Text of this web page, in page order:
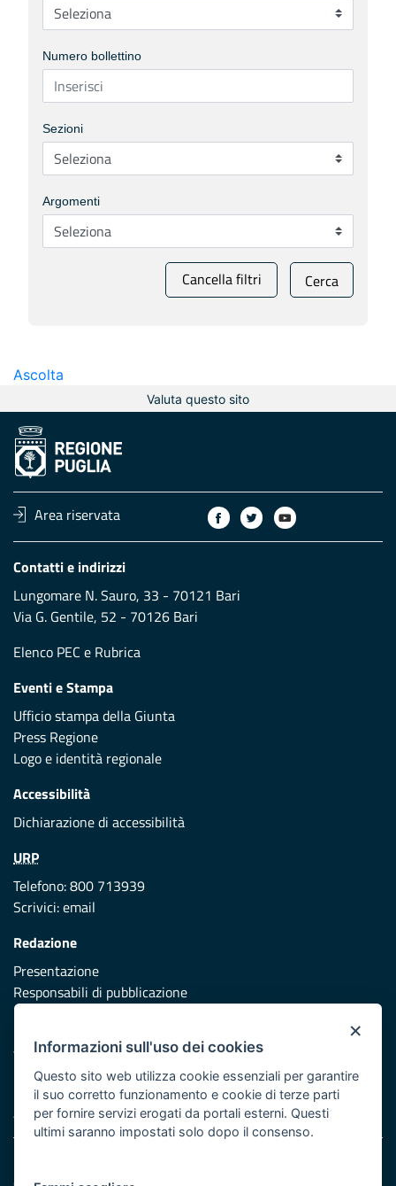
Numero bollettino
Sezioni
Argomenti
Cancella filtri Cerca
Ascolta
Valuta questo sito
Area riservata
Contatti e indirizzi
Lungomare N. Sauro, 33 - 70121 Bari
Via G. Gentile, 52 - 70126 Bari
Elenco PEC e Rubrica
Eventi e Stampa
Ufficio stampa della Giunta
Press Regione
Logo e identità regionale
Accessibilità
Dichiarazione di accessibilità
URP
Telefono: 800 713939
Scrivici:email
Redazione
Presentazione
Responsabili di pubblicazione
Vai al sito di Protezione Civile Puglia
Iniziativa finanziata con risorse del POR Puglia 2014/2020 -
Asse XI
×
Informazioni sull'uso dei cookies
Questo sito web utilizza cookie essenziali per garantire
il suo corretto funzionamento e cookie di terze parti
per fornire servizi erogati da portali esterni. Questi
ultimi saranno impostati solo dopo il consenso.